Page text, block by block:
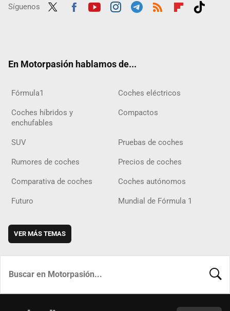
Síguenos
En Motorpasión hablamos de...
Fórmula1 Coches eléctricos
Coches híbridos y
enchufables
Compactos
SUV Pruebas de coches
Rumores de coches Precios de coches
Comparativa de coches Coches autónomos
Futuro Mundial de Fórmula 1
VER MÁS TEMAS